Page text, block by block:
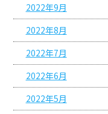
2022年9月
2022年8月
2022年7月
2022年6月
2022年5月